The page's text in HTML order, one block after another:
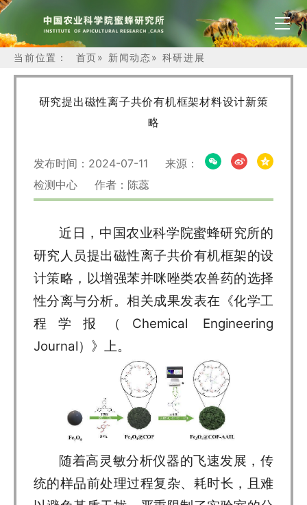
当前位置： 首页» 新闻动态» 科研进展
研究提出磁性离子共价有机框架材料设计新策
略
发布时间：2024-07-11 来源：
检测中心 作者：陈蕊
近日，中国农业科学院蜜蜂研究所的
研究人员提出磁性离子共价有机框架的设
计策略，以增强苯并咪唑类农兽药的选择
性分离与分析。相关成果发表在《化学工
程学报（Chemical Engineering
Journal）》上。
随着高灵敏分析仪器的飞速发展，传
统的样品前处理过程复杂、耗时长，且难